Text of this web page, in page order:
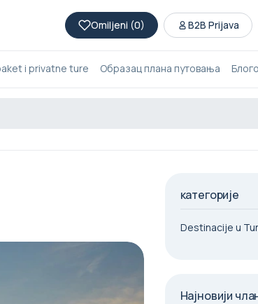
Omiljeni (0) B2B Prijava
i privatne ture Образац плана путовања
категорије
Destinacije u
Најновији